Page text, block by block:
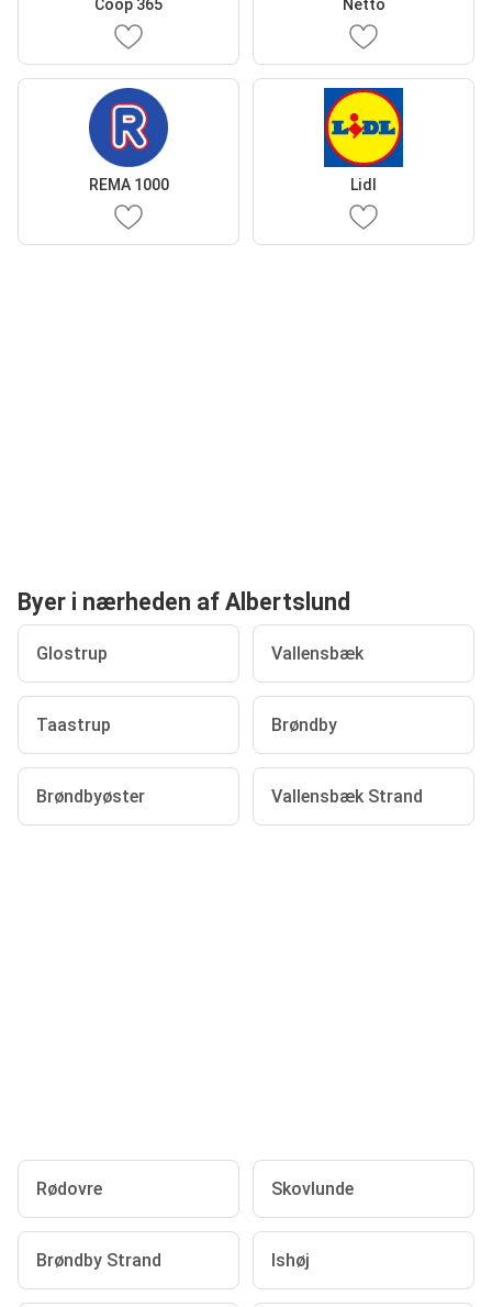
Coop 365 Netto
REMA 1000 Lidl
Byer i nærheden af Albertslund
Glostrup Vallensbæk
Taastrup Brøndby
Brøndbyøster Vallensbæk Strand
Rødovre Skovlunde
Brøndby Strand Ishøj